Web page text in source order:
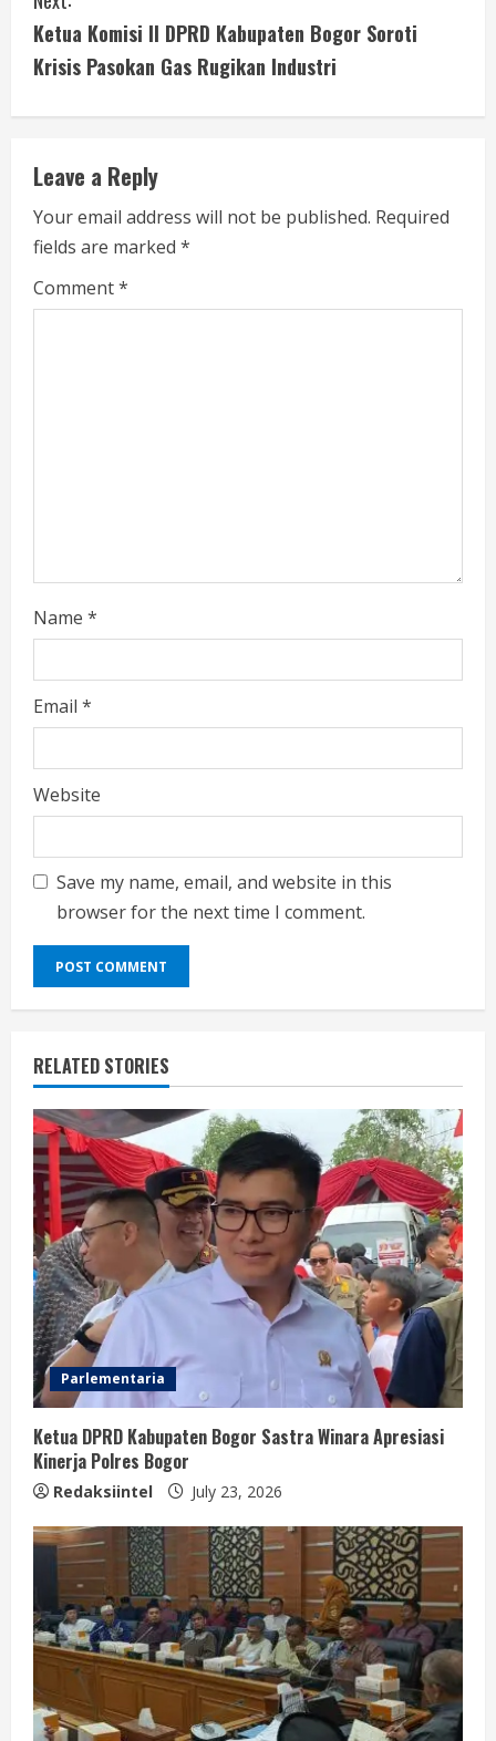
t
i
n
u
e
R
e
Ketua Komisi II DPRD Kabupaten Bogor Soroti
Krisis Pasokan Gas Rugikan Industri
Leave a Reply
Your email address will not be published. Required
fields are marked *
Comment*
Name *
Email *
Website
Save my name, email, and website in this
browser for the next time I comment.
RELATED STORIES
Parlementaria
Ketua DPRD Kabupaten Bogor Sastra Winara Apresiasi
Kinerja Polres Bogor
Redaksiintel July 23, 2026